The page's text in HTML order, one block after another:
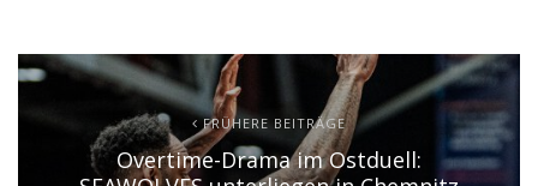
FRÜHERE BEITRÄGE
Overtime-Drama im Ostduell: